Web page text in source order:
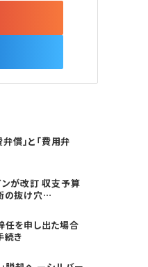
弁償」と「費用弁
が改訂 収支予算
の抜け穴…
を申し出た場合
続き